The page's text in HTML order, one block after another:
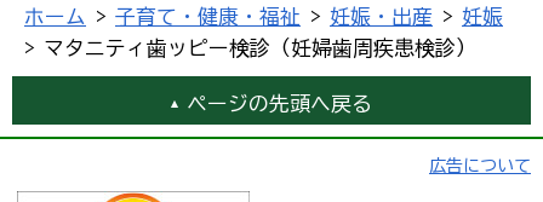
ホーム > 子育て・健康・福祉 > 妊娠・出産 > 妊娠
> マタニティ歯ッピー検診（妊婦歯周疾患検診）
ページの先頭へ戻る
広告について